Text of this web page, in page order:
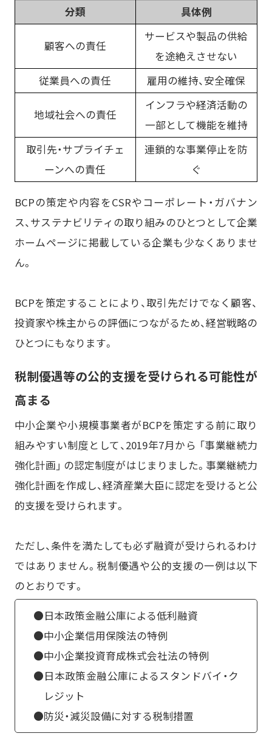
分類
具体例
顧客への責任
サービスや製品の供給
を途絶えさせない
従業員への責任
雇用の維持、安全確保
地域社会への責任
インフラや経済活動の
一部として機能を維持
取引先・サプライチェ
ーンへの責任
連鎖的な事業停止を防
ぐ
BCPの策定や内容をCSRやコーポレート・ガバナン
ス、サステナビリティの取り組みのひとつとして企業
ホームページに掲載している企業も少なくありませ
ん。
BCPを策定することにより、取引先だけでなく顧客、
投資家や株主からの評価につながるため、経営戦略の
ひとつにもなります。
税制優遇等の公的支援を受けられる可能性が
高まる
中小企業や小規模事業者がBCPを策定する前に取り
組みやすい制度として、2019年7月から 「事業継続力
強化計画」 の認定制度がはじまりました。事業継続力
強化計画を作成し、経済産業大臣に認定を受けると公
的支援を受けられます。
ただし、条件を満たしても必ず融資が受けられるわけ
ではありません。税制優遇や公的支援の一例は以下
のとおりです。
●日本政策金融公庫による低利融資
●中小企業信用保険法の特例
●中小企業投資育成株式会社法の特例
●日本政策金融公庫によるスタンドバイ・ク
レジット
●防災・減災設備に対する税制措置